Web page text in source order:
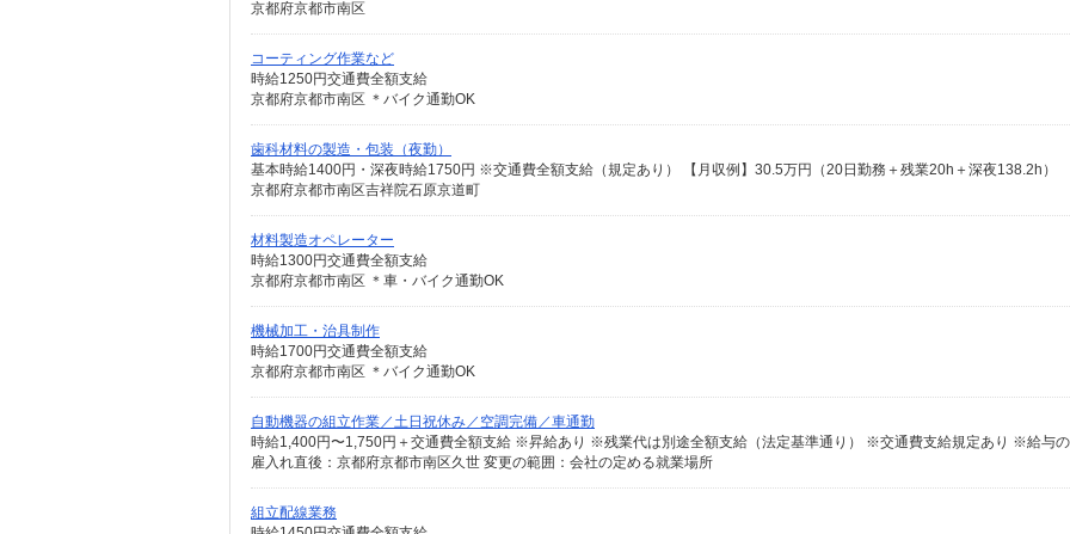
京都府京都市南区
コーティング作業など
時給1250円交通費全額支給
京都府京都市南区 ＊バイク通勤OK
歯科材料の製造・包装（夜勤）
基本時給1400円・深夜時給1750円 ※交通費全額支給（規定あり） 【月収例】30.5万円（20日勤務＋残業20h＋深夜138.2h）
京都府京都市南区吉祥院石原京道町
材料製造オペレーター
時給1300円交通費全額支給
京都府京都市南区 ＊車・バイク通勤OK
機械加工・治具制作
時給1700円交通費全額支給
京都府京都市南区 ＊バイク通勤OK
自動機器の組立作業／土日祝休み／空調完備／車通勤
雇入れ直後：京都府京都市南区久世 変更の範囲：会社の定める就業場所
組立配線業務